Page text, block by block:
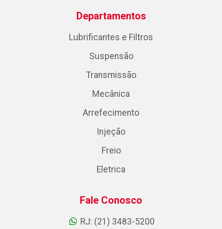
Departamentos
Lubrificantes e Filtros
Suspensão
Transmissão
Mecânica
Arrefecimento
Injeção
Freio
Eletrica
Fale Conosco
RJ: (21) 3483-5200